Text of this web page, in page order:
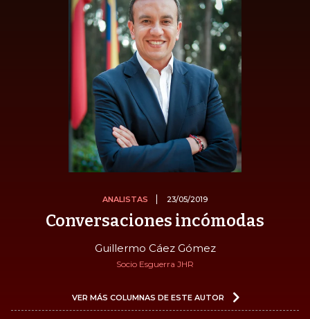
ANALISTAS 23/05/2019
Conversaciones incómodas
Guillermo Cáez Gómez
Socio Esguerra JHR
VER MÁS COLUMNAS DE ESTE AUTOR